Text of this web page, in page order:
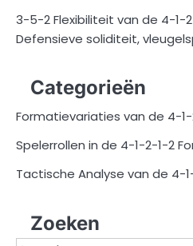
3-5-2 Flexibiliteit van de 4-1-
Defensieve soliditeit,
Categorieën
Formatievariaties van de 4-
Spelerrollen in de 4-1-2-1-2
Tactische Analyse van de 4-
Zoeken